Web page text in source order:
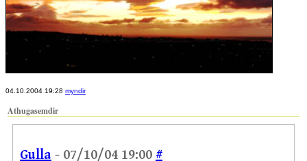
04.10.2004 19:28 myndir
Athugasemdir
Gulla - 07/10/04 19:00 #